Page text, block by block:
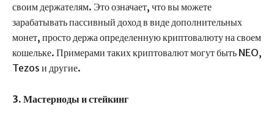
своим держателям. Это означает, что вы можете
зарабатывать пассивный доход в виде дополнительных
монет, просто держа определенную криптовалюту на своем
кошельке. Примерами таких криптовалют могут быть NEO,
Tezos и другие.
3. Мастерноды и стейкинг